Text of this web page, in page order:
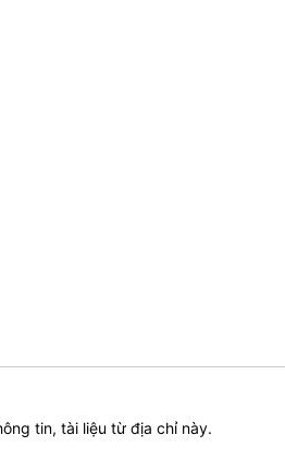
tin, tài liệu từ địa chỉ này.